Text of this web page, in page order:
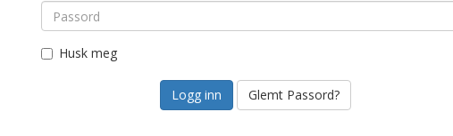
Husk meg
Glemt Passord?